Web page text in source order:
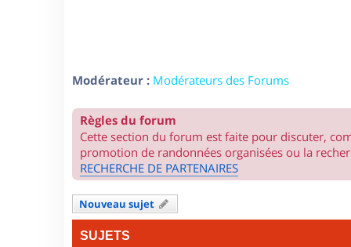
Modérateur : Modérateurs des Forums
Règles du forum
Cette section du forum est faite pour discuter,
promotion de randonnées organisées ou la
RECHERCHE DE PARTENAIRES
Nouveau sujet
SUJETS